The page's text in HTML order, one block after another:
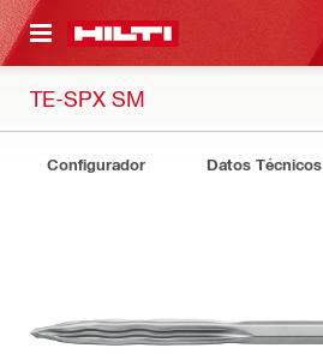
PRINCIPAL
TE-SPX SM
Configurador Datos Técnicos